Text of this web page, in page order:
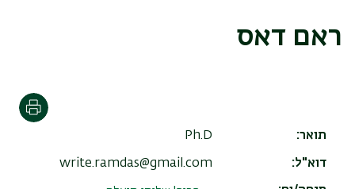
ראם דאס
תואר
Ph.D
דוא"ל write.ramdas@gmail.com